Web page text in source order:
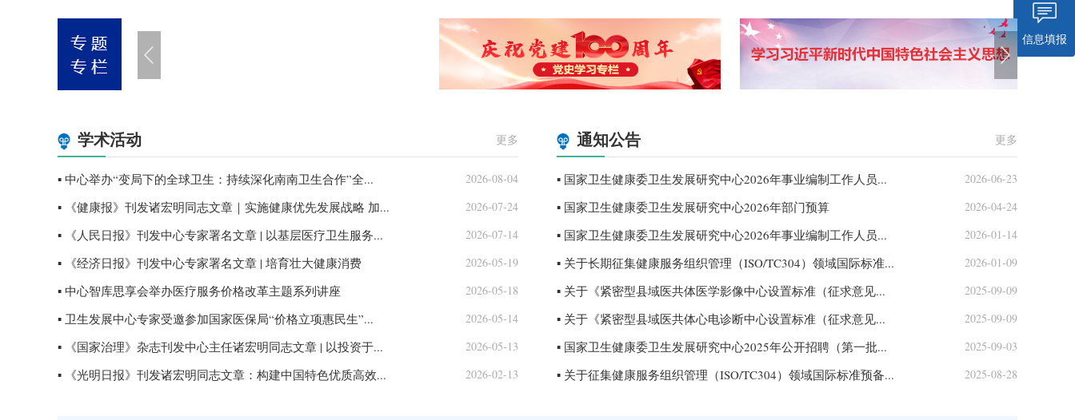
更多
学术活动
▪ 中心举办“变局下的全球卫生：持续深化南南卫生合作”全... 2026-08-04
▪ 《健康报》刊发诸宏明同志文章｜实施健康优先发展战略 加... 2026-07-24
▪ 《人民日报》刊发中心专家署名文章 | 以基层医疗卫生服务... 2026-07-14
▪ 《经济日报》刊发中心专家署名文章 | 培育壮大健康消费 2026-05-19
▪ 中心智库思享会举办医疗服务价格改革主题系列讲座 2026-05-18
▪ 卫生发展中心专家受邀参加国家医保局“价格立项惠民生”... 2026-05-14
▪ 《国家治理》杂志刊发中心主任诸宏明同志文章 | 以投资于... 2026-05-13
▪ 《光明日报》刊发诸宏明同志文章：构建中国特色优质高效... 2026-02-13
更多
通知公告
▪ 国家卫生健康委卫生发展研究中心2026年事业编制工作人员... 2026-06-23
▪ 国家卫生健康委卫生发展研究中心2026年部门预算 2026-04-24
▪ 国家卫生健康委卫生发展研究中心2026年事业编制工作人员... 2026-01-14
▪ 关于长期征集健康服务组织管理（ISO/TC304）领域国际标准... 2026-01-09
▪ 关于《紧密型县域医共体医学影像中心设置标准（征求意见... 2025-09-09
▪ 关于《紧密型县域医共体心电诊断中心设置标准（征求意见... 2025-09-09
▪ 国家卫生健康委卫生发展研究中心2025年公开招聘（第一批... 2025-09-03
▪ 关于征集健康服务组织管理（ISO/TC304）领域国际标准预备... 2025-08-28
信息填报